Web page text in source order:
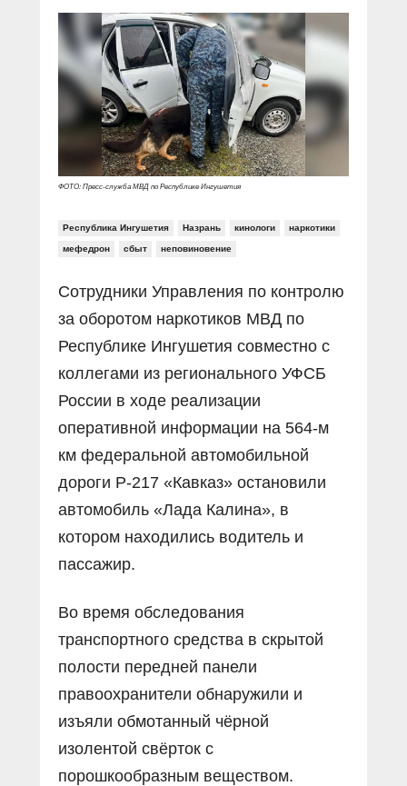
Документальные фильмы
В знании сила
Специальный репортаж
КиберПОСТОВОЙ
Газета «Щит и меч»
Журнал «Полиция России»
О ПОРТАЛЕ
Контакты
Вакансии
ФОТО: Пресс-служба МВД по Республике Ингушетия
Республика Ингушетия Назрань кинологи наркотики
мефедрон сбыт неповиновение
Сотрудники Управления по контролю
за оборотом наркотиков МВД по
Республике Ингушетия совместно с
коллегами из регионального УФСБ
России в ходе реализации
оперативной информации на 564-м
км федеральной автомобильной
дороги Р-217 «Кавказ» остановили
автомобиль «Лада Калина», в
котором находились водитель и
пассажир.
Во время обследования
транспортного средства в скрытой
полости передней панели
правоохранители обнаружили и
изъяли обмотанный чёрной
изолентой свёрток с
порошкообразным веществом.